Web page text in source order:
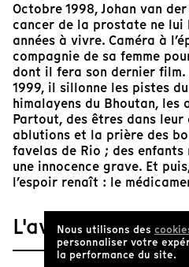
Octobre 1998, Johan van
cancer de la prostate ne lui
années à vivre. Caméra à
compagnie de sa femme
dont il fera son dernier film.
1999, il sillonne les pistes
himalayens du Bhoutan,
Partout, des êtres dans
ablutions et la prière des
favelas de Rio ; des
une innocence grave. Et
l’espoir renaît : le
L'avis de Tënk
Nous utilisons des
personnaliser votre
la performance du site.